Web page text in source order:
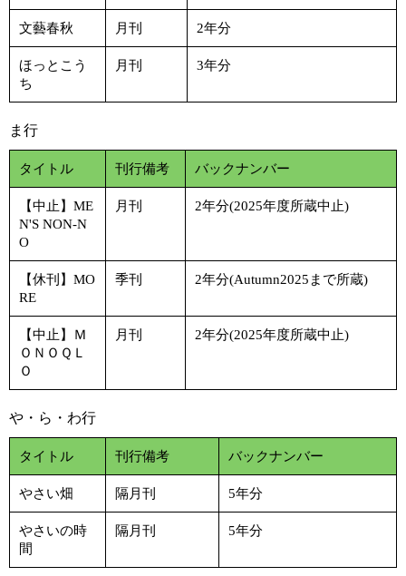
文藝春秋 月刊 2年分
ほっとこう
ち
月刊 3年分
ま行
タイトル 刊行備考 バックナンバー
【中止】ME
N'S NON-N
O
月刊 2年分(2025年度所蔵中止)
【休刊】MO
RE
季刊 2年分(Autumn2025まで所蔵)
【中止】Ｍ
ＯＮＯＱＬ
Ｏ
月刊 2年分(2025年度所蔵中止)
や・ら・わ行
タイトル 刊行備考 バックナンバー
やさい畑 隔月刊 5年分
やさいの時
間
隔月刊 5年分